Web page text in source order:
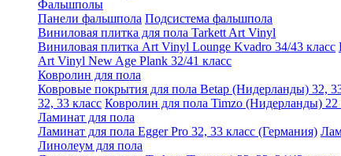
Фальшполы
Панели фальшпола Подсистема фальшпола
Виниловая плитка для пола Tarkett Art Vinyl
Виниловая плитка Art Vinyl Lounge Kvadro 34/43 класс
Art Vinyl New Age Plank 32/41 класс
Ковролин для пола
Ковровые покрытия для пола Betap (Нидерланды) 32,
32, 33 класс Ковролин для пола Timzo (Нидерланды) 22
Ламинат для пола
Ламинат для пола Egger Pro 32, 33 класс (Германия)
Линолеум для пола